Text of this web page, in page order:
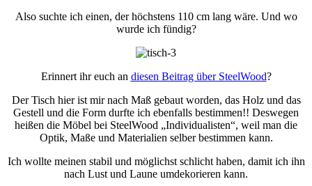
Also suchte ich einen, der höchstens 110 cm lang wäre. Und wo
wurde ich fündig?
Erinnert ihr euch an diesen Beitrag über SteelWood?
Der Tisch hier ist mir nach Maß gebaut worden, das Holz und das
Gestell und die Form durfte ich ebenfalls bestimmen!! Deswegen
heißen die Möbel bei SteelWood „Individualisten“, weil man die
Optik, Maße und Materialien selber bestimmen kann.
Ich wollte meinen stabil und möglichst schlicht haben, damit ich ihn
nach Lust und Laune umdekorieren kann.